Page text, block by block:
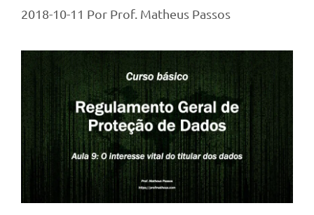
2018-10-11 Por Prof. Matheus Passos